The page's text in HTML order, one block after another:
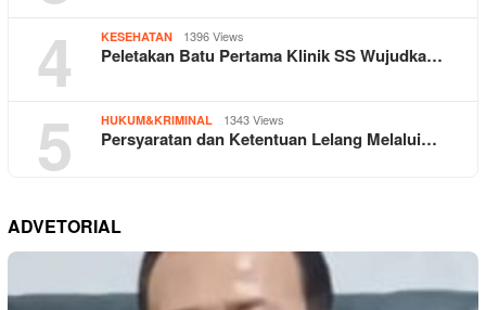
4 KESEHATAN 1396 Views
Peletakan Batu Pertama Klinik SS Wujudka…
5 HUKUM&KRIMINAL 1343 Views
Persyaratan dan Ketentuan Lelang Melalui…
ADVETORIAL